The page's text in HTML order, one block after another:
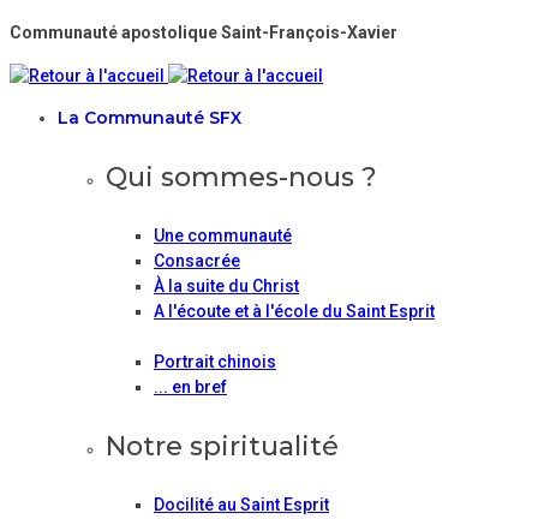
Communauté apostolique Saint-François-Xavier
La Communauté SFX
Qui sommes-nous ?
Une communauté
Consacrée
À la suite du Christ
A l'écoute et à l'école du Saint Esprit
Portrait chinois
... en bref
Notre spiritualité
Docilité au Saint Esprit